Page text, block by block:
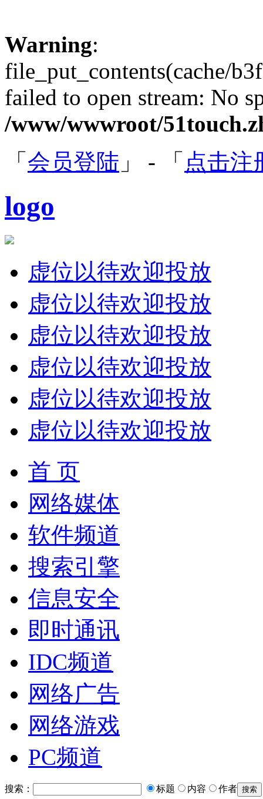
Warning:
file_put_contents(cache/
failed to open stream: No
/www/wwwroot/
「 会员登陆 」 - 「 点击注
logo
虚位以待欢迎投放
虚位以待欢迎投放
虚位以待欢迎投放
虚位以待欢迎投放
虚位以待欢迎投放
虚位以待欢迎投放
首 页
网络媒体
软件频道
搜索引擎
信息安全
即时通讯
IDC频道
网络广告
网络游戏
PC频道
搜索： 标题 内容 作者